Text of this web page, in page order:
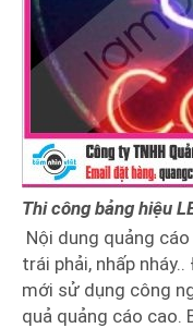
Thi công bảng hiệu
Nội dung quảng
trái phải, nhấp
mới sử dụng công
quả quảng cáo cao.